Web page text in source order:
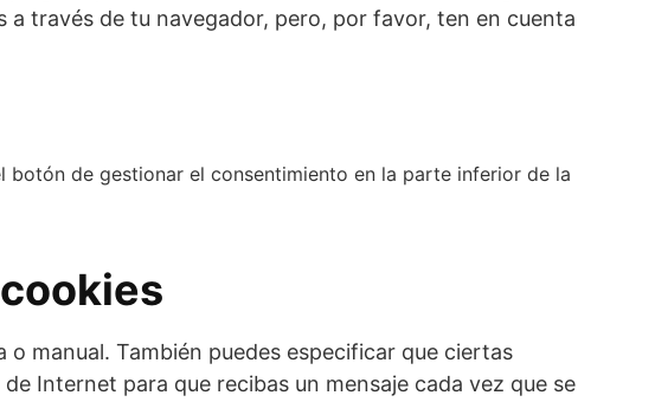
través de tu navegador, pero, por favor, ten en cuenta
de gestionar el consentimiento en la parte inferior de la
manual. También puedes especificar que ciertas
Internet para que recibas un mensaje cada vez que se